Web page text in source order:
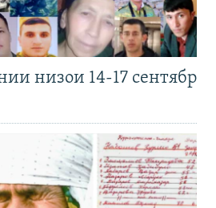
низои 14-17 сентябр